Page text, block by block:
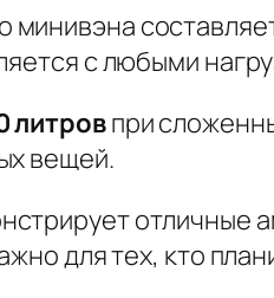
минивэна
с любыми
литровпри
вещей.
отличные
для тех, кто